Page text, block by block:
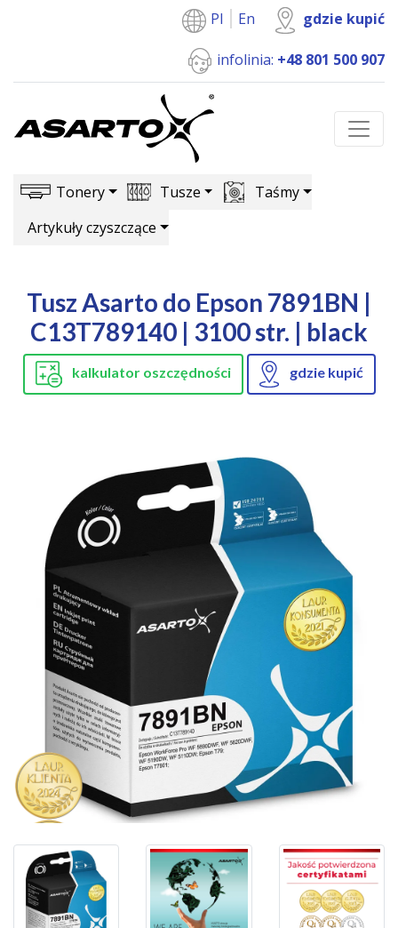
Pl En gdzie kupić
infolinia: +48 801 500 907
Tonery Tusze
Taśmy
Artykuły czyszczące
Tusz Asarto do Epson 7891BN |
C13T789140 | 3100 str. | black
kalkulator oszczędności gdzie kupić